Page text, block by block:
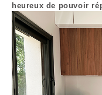
heureux de pouvoir